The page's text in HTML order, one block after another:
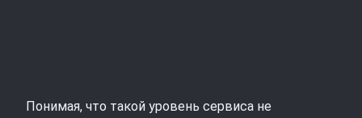
Понимая, что такой уровень сервиса не